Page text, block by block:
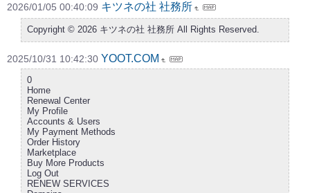
2026/01/05 00:40:09 キツネの社 社務所
Copyright © 2026 キツネの社 社務所 All Rights Reserved.
2025/10/31 10:42:30 YOOT.COM
0
Home
Renewal Center
My Profile
Accounts & Users
My Payment Methods
Order History
Marketplace
Buy More Products
Log Out
RENEW SERVICES